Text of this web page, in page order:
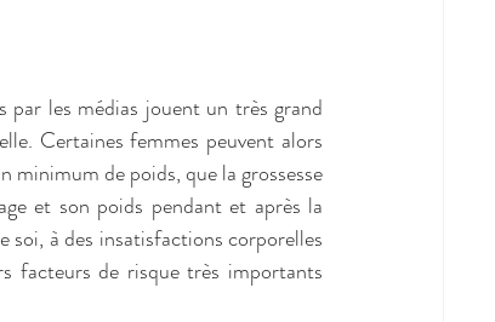
par les médias jouent un très grand
Certaines femmes peuvent alors
minimum de poids, que la grossesse
et son poids pendant et après la
soi, à des insatisfactions corporelles
facteurs de risque très importants